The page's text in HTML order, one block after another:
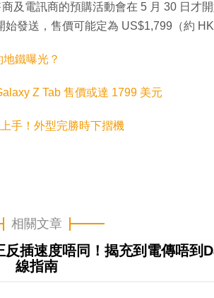
及電訊商的預購活動會在 5 月 30 日才
發送，售價可能定為 US$1,799（約
鐵曝光？
Z Tab 售價或達 1799 美元
手！外型完勝時下摺機
相關文章
插速度唔同！揭充到電傳唔到
線指南